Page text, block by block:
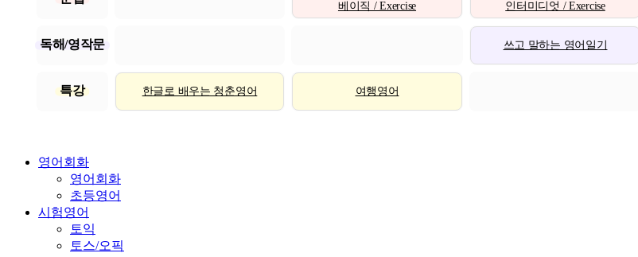
베이직 / Exercise
인터미디엇 / Exercise
독해/영작문 쓰고 말하는 영어일기
특강 한글로 배우는 청춘영어 여행영어
영어회화
영어회화
초등영어
시험영어
토익
토스/오픽